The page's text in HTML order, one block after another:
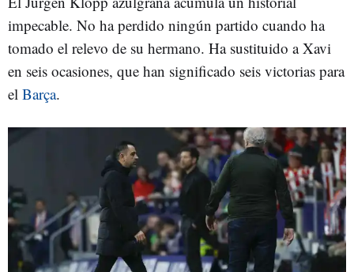
impecable. No ha perdido ningún partido cuando ha
tomado el relevo de su hermano. Ha sustituido a Xavi
en seis ocasiones, que han significado seis victorias para
el Barça.